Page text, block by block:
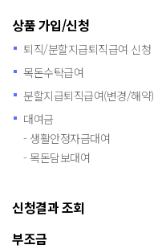
상품 가입/신청
퇴직/분할지급퇴직급여 신청
목돈수탁급여
분할지급퇴직급여(변경/해약)
대여금
- 생활안정자금대여
- 목돈담보대여
신청결과 조회
부조금